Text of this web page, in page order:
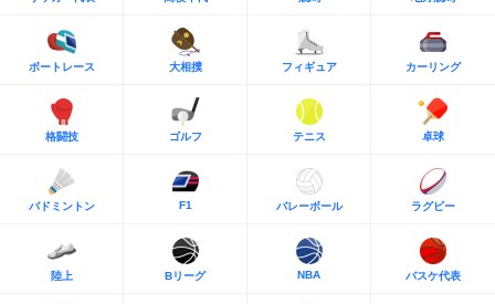
ボートレース 大相撲 フィギュア カーリング
格闘技 ゴルフ テニス 卓球
バドミントン F1 バレーボール ラグビー
陸上 Bリーグ NBA バスケ代表